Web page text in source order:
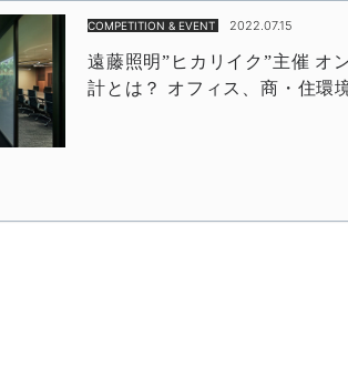
COMPETITION & EVENT 2022.07.15
遠藤照明”ヒカリイク”主催 オ
計とは？ オフィス、商・住環